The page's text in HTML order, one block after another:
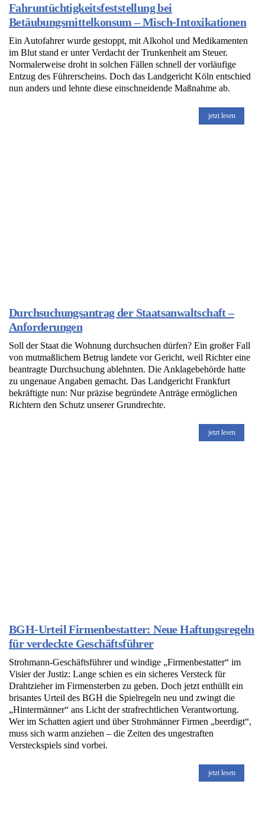
Fahruntüchtigkeitsfeststellung bei
Betäubungsmittelkonsum – Misch-Intoxikationen
Ein Autofahrer wurde gestoppt, mit Alkohol und Medikamenten
im Blut stand er unter Verdacht der Trunkenheit am Steuer.
Normalerweise droht in solchen Fällen schnell der vorläufige
Entzug des Führerscheins. Doch das Landgericht Köln entschied
nun anders und lehnte diese einschneidende Maßnahme ab.
jetzt lesen
Durchsuchungsantrag der Staatsanwaltschaft –
Anforderungen
Soll der Staat die Wohnung durchsuchen dürfen? Ein großer Fall
von mutmaßlichem Betrug landete vor Gericht, weil Richter eine
beantragte Durchsuchung ablehnten. Die Anklagebehörde hatte
zu ungenaue Angaben gemacht. Das Landgericht Frankfurt
bekräftigte nun: Nur präzise begründete Anträge ermöglichen
Richtern den Schutz unserer Grundrechte.
jetzt lesen
BGH-Urteil Firmenbestatter: Neue Haftungsregeln
für verdeckte Geschäftsführer
Strohmann-Geschäftsführer und windige „Firmenbestatter“ im
Visier der Justiz: Lange schien es ein sicheres Versteck für
Drahtzieher im Firmensterben zu geben. Doch jetzt enthüllt ein
brisantes Urteil des BGH die Spielregeln neu und zwingt die
„Hintermänner“ ans Licht der strafrechtlichen Verantwortung.
Wer im Schatten agiert und über Strohmänner Firmen „beerdigt“,
muss sich warm anziehen – die Zeiten des ungestraften
Versteckspiels sind vorbei.
jetzt lesen